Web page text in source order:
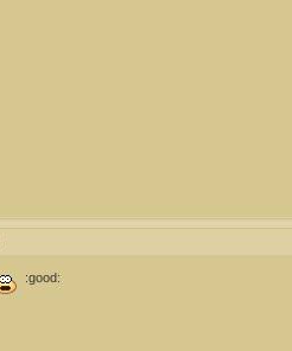
:good: